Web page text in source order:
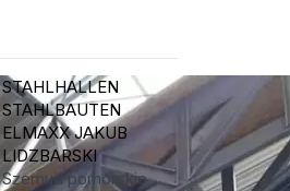
STAHLHALLEN
STAHLBAUTEN
ELMAXX JAKUB
LIDZBARSKI
Szemudpomorskie